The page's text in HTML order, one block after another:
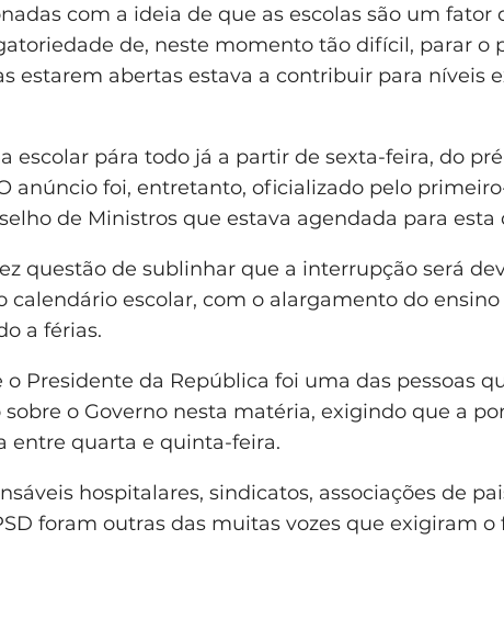
com a ideia de que as escolas são um fator
de, neste momento tão difícil, parar o
estarem abertas estava a contribuir para níveis
escolar pára todo já a partir de sexta-feira, do
anúncio foi, entretanto, oficializado pelo
de Ministros que estava agendada para esta
questão de sublinhar que a interrupção será
calendário escolar, com o alargamento do
a férias.
o Presidente da República foi uma das pessoas
sobre o Governo nesta matéria, exigindo que a
entre quarta e quinta-feira.
hospitalares, sindicatos, associações de
foram outras das muitas vozes que exigiram o